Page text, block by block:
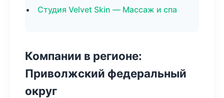
Студия Velvet Skin — Массаж и спа
Компании в регионе:
Приволжский федеральный
округ